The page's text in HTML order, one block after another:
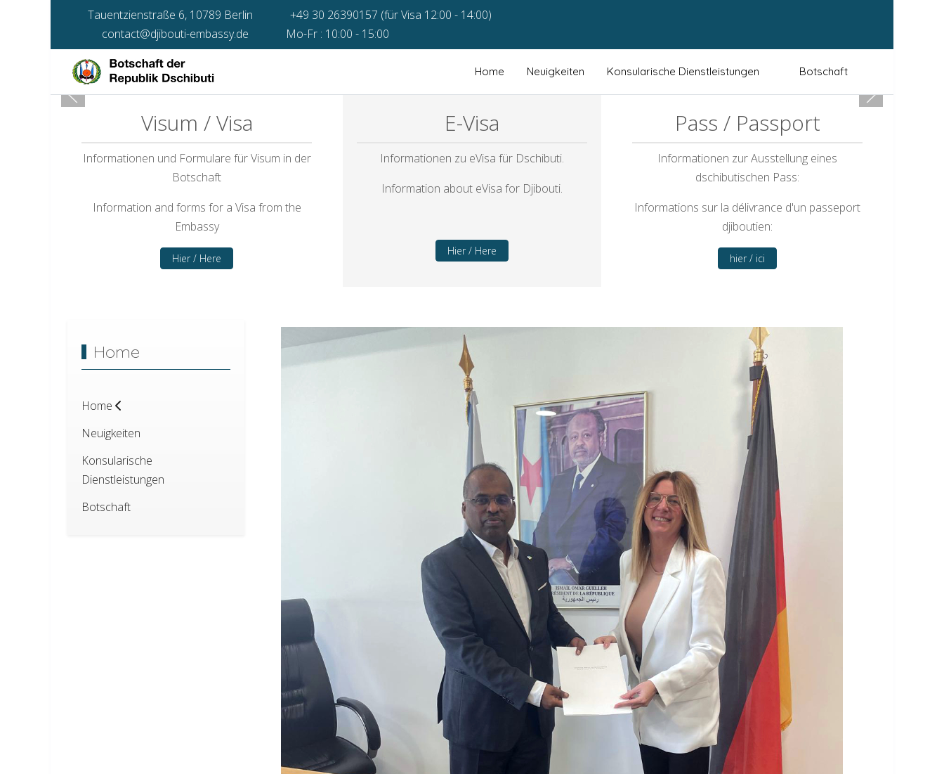
Tauentzienstraße 6, 10789 Berlin
+49 30 26390157 (für Visa 12:00 - 14:00)
contact@djibouti-embassy.de
Mo-Fr : 10:00 - 15:00
Home Neuigkeiten Konsularische Dienstleistungen Botschaft
Visum / Visa
Informationen und Formulare für Visum in der
Botschaft
Information and forms for a Visa from the
Embassy
Hier / Here
E-Visa
Informationen zu eVisa für Dschibuti.
Information about eVisa for Djibouti.
Hier / Here
Pass / Passport
Informationen zur Ausstellung eines
dschibutischen Pass:
Informations sur la délivrance d'un passeport
djiboutien:
hier / ici
Home
Home
Neuigkeiten
Konsularische
Dienstleistungen
Botschaft